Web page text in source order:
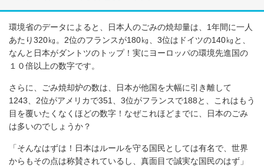
環境省のデータによると、日本人のごみの焼却量は、1年間に一人
あたり320㎏。2位のフランスが180㎏、3位はドイツの140㎏と、
なんと日本がダントツのトップ！実にヨーロッパの環境先進国の
１０倍以上の数字です。
さらに、ごみ焼却炉の数は、日本が他国を大幅に引き離して
1243、2位がアメリカで351、3位がフランスで188と、これはもう
目を覆いたくなくほどの数字！なぜこれほどまでに、日本のごみ
は多いのでしょうか？
「そんなはずは！日本はルールを守る国民としては有名で、世界
からもその点は称賛されているし、真面目で誠実な国民のはず」